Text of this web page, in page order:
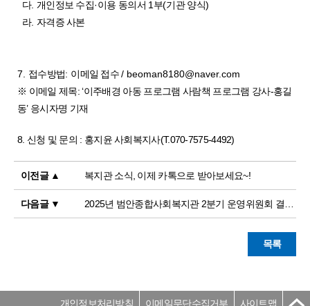
다. 개인정보 수집·이용 동의서 1 부(기관 양식)
라. 자격증 사본
7. 접수방법: 이메일 접수/ beoman8180@naver.com
※ 이메일 제목: ‘이주배경 아동 프로그램 사람책 프로그램 강사-홍길
동’ 응시자명 기재
8. 신청 및 문의 : 홍지윤 사회복지사(T.070-7575-4492)
이전글 ▲ 복지관 소식, 이제 카톡으로 받아보세요~!
다음글 ▼
목록
개인정보처리방침 이메일무단수집거부 사이트맵